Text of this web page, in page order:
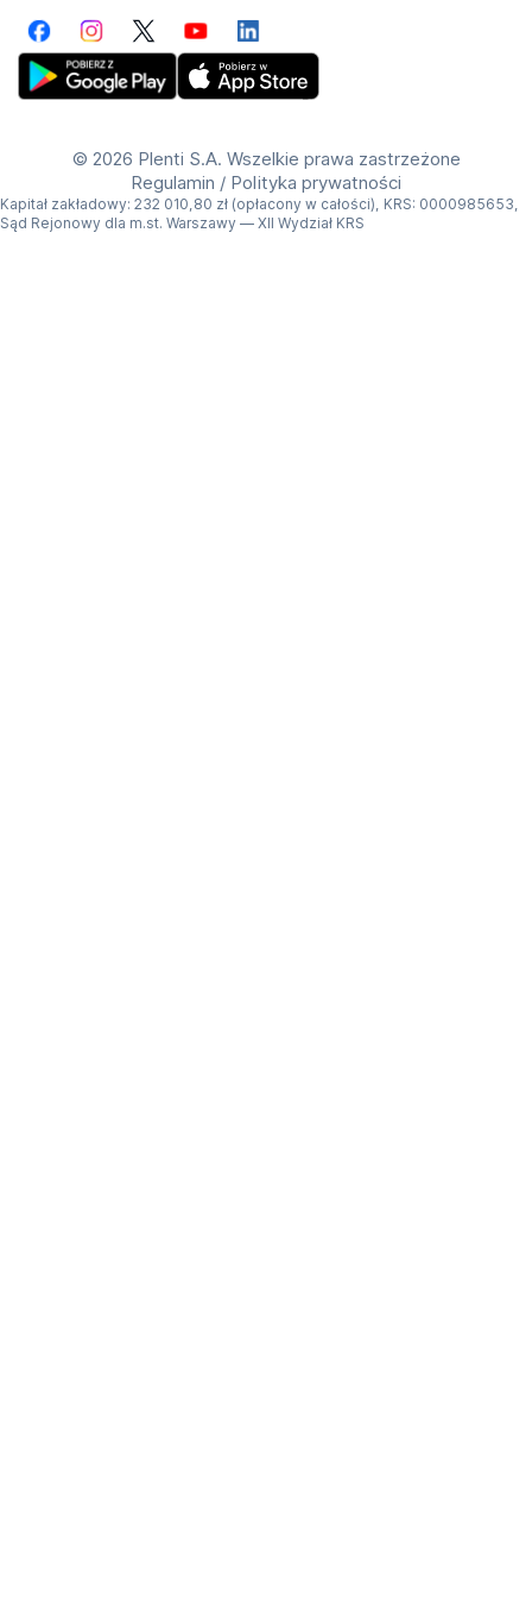
także idealna opcja dla osób wracających do
aktywności fizycznej po przerwie.
🏋️ Sprawdź ofertę Plenti i wynajmij sprzęt sportowy już
FacebookInstagramTwitterYouTubeLinkedIn
© 2026 Plenti S.A. Wszelkie prawa zastrzeżone
Regulamin / Polityka prywatności
Kapitał zakładowy: 232 010,80 zł (opłacony w całości), KRS: 0000985653,
Sąd Rejonowy dla m.st. Warszawy — XII Wydział KRS